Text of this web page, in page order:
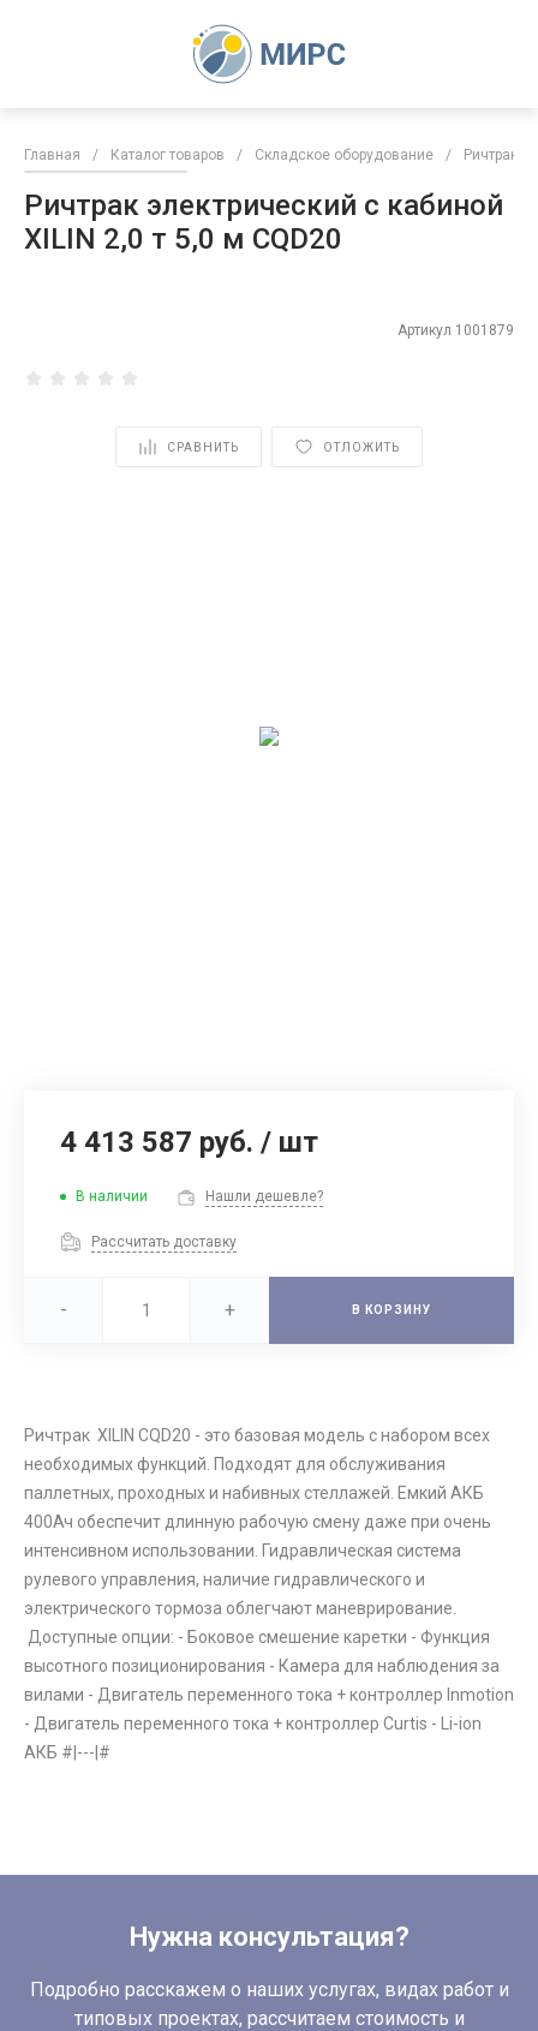
Главная / Каталог товаров / Складское оборудование / Ричтраки
Ричтрак электрический с кабиной
XILIN 2,0 т 5,0 м CQD20
Артикул 1001879
СРАВНИТЬ ОТЛОЖИТЬ
4 413 587 руб. / шт
В наличии Нашли дешевле?
Рассчитать доставку
- + В КОРЗИНУ
Ричтрак XILIN CQD20 - это базовая модель с набором всех
необходимых функций. Подходят для обслуживания
паллетных, проходных и набивных стеллажей. Емкий АКБ
400Ач обеспечит длинную рабочую смену даже при очень
интенсивном использовании. Гидравлическая система
рулевого управления, наличие гидравлического и
электрического тормоза облегчают маневрирование.
Доступные опции: - Боковое смешение каретки - Функция
высотного позиционирования - Камера для наблюдения за
вилами - Двигатель переменного тока + контроллер Inmotion
- Двигатель переменного тока + контроллер Curtis - Li-ion
АКБ #|---|#
Нужна консультация?
Подробно расскажем о наших услугах, видах работ и
типовых проектах, рассчитаем стоимость и